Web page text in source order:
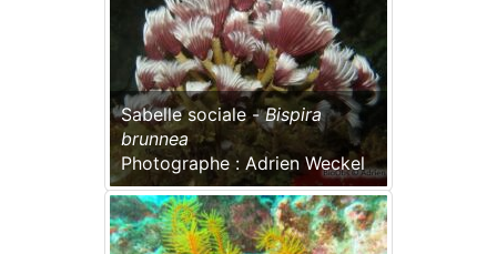
Sabelle sociale -Bispira
brunnea
Photographe : Adrien Weckel